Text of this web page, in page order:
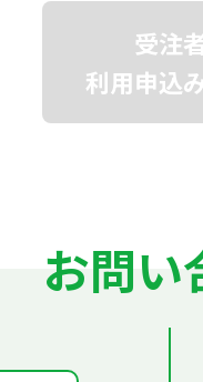
受注
利用申込
お問い